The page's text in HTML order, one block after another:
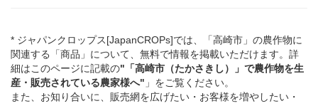
* ジャパンクロップス[JapanCROPs]では、「高崎市」の農作物に
関連する「商品」について、無料で情報を掲載いただけます。詳
細はこのページに記載の"「高崎市（たかさきし）」 で農作物を生
産・販売されている農家様へ" 」をご覧ください。
また、お知り合いに、販売網を広げたい・お客様を増やしたい・